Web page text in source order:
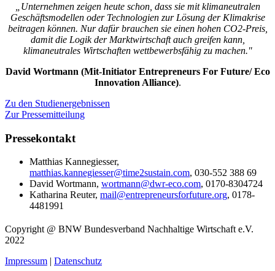
„Unternehmen zeigen heute schon, dass sie mit klimaneutralen
Geschäftsmodellen oder Technologien zur Lösung der Klimakrise
beitragen können. Nur dafür brauchen sie einen hohen CO2-Preis,
damit die Logik der Marktwirtschaft auch greifen kann,
klimaneutrales Wirtschaften wettbewerbsfähig zu machen."
David Wortmann (Mit-Initiator Entrepreneurs For Future/ Eco
Innovation Alliance).
Zu den Studienergebnissen
Zur Pressemitteilung
Pressekontakt
Matthias Kannegiesser,
matthias.kannegiesser@time2sustain.com, 030-552 388 69
David Wortmann, wortmann@dwr-eco.com, 0170-8304724
Katharina Reuter, mail@entrepreneursforfuture.org, 0178-
4481991
Copyright @ BNW Bundesverband Nachhaltige Wirtschaft e.V.
2022
Impressum | Datenschutz